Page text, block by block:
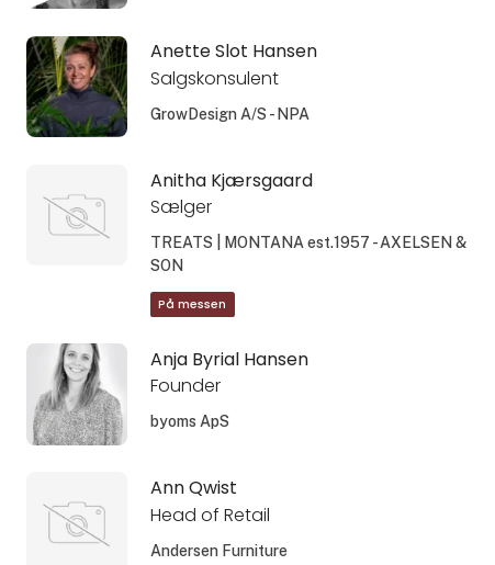
Anette Slot Hansen
Salgskonsulent
GrowDesign A/S - NPA
Anitha Kjærsgaard
Sælger
TREATS | MONTANA est.1957 - AXELSEN &
SON
På messen
Anja Byrial Hansen
Founder
byoms ApS
Ann Qwist
Head of Retail
Andersen Furniture